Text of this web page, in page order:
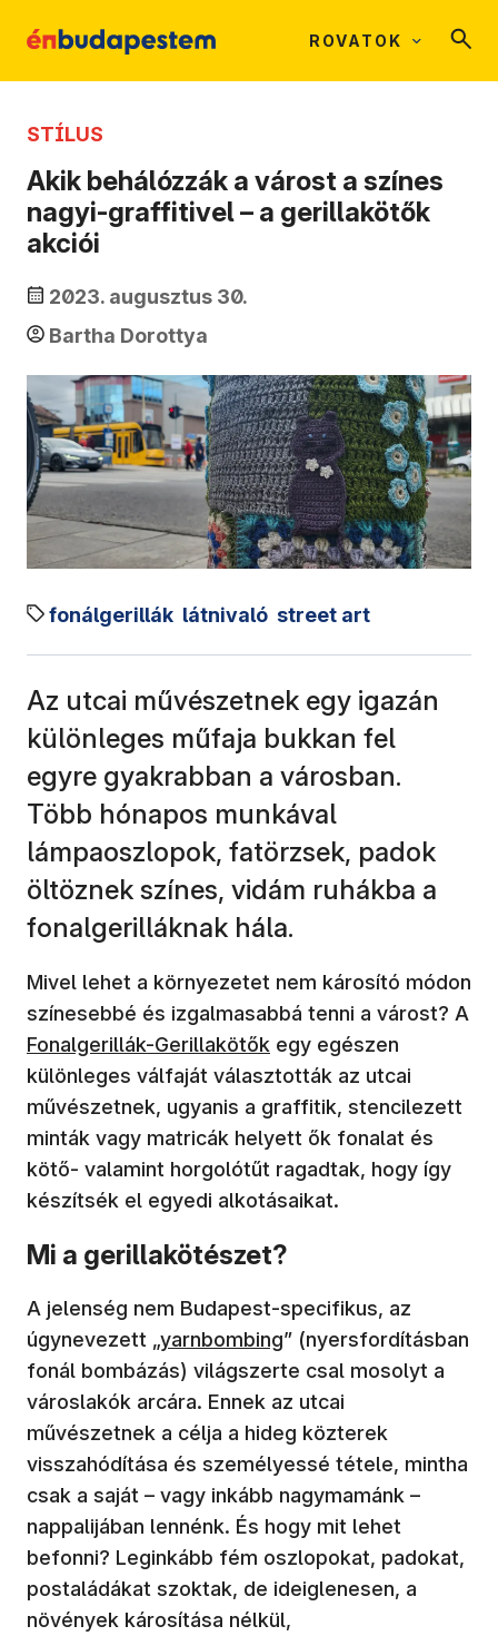
ROVATOK
STÍLUS
Akik behálózzák a várost a színes
nagyi-graffitivel – a gerillakötők
akciói
2023. augusztus 30.
Bartha Dorottya
fonálgerillák látnivaló street art
Az utcai művészetnek egy igazán
különleges műfaja bukkan fel
egyre gyakrabban a városban.
Több hónapos munkával
lámpaoszlopok, fatörzsek, padok
öltöznek színes, vidám ruhákba a
fonalgerilláknak hála.
Mivel lehet a környezetet nem károsító módon
színesebbé és izgalmasabbá tenni a várost? A
(új ablakban nyílik meg)
Fonalgerillák-Gerillakötők egy egészen
különleges válfaját választották az utcai
művészetnek, ugyanis a graffitik, stencilezett
minták vagy matricák helyett ők fonalat és
kötő- valamint horgolótűt ragadtak, hogy így
készítsék el egyedi alkotásaikat.
Mi a gerillakötészet?
A jelenség nem Budapest-specifikus, az
úgynevezett „yarnbombing” (nyersfordításban
fonál bombázás) világszerte csal mosolyt a
városlakók arcára. Ennek az utcai
művészetnek a célja a hideg közterek
visszahódítása és személyessé tétele, mintha
csak a saját – vagy inkább nagymamánk –
nappalijában lennénk. És hogy mit lehet
befonni? Leginkább fém oszlopokat, padokat,
postaládákat szoktak, de ideiglenesen, a
növények károsítása nélkül,